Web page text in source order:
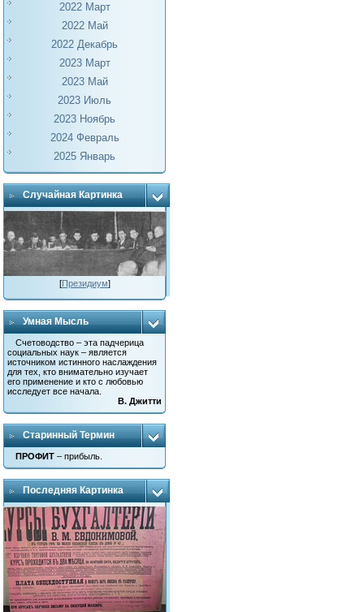
2022 Март
2022 Май
2022 Декабрь
2023 Март
2023 Май
2023 Июль
2023 Ноябрь
2024 Февраль
2025 Январь
Случайная Картинка
[Президиум]
Умная Мысль
Счетоводство – эта падчерица
социальных наук – является
источником истинного наслаждения
для тех, кто внимательно изучает
его применение и кто с любовью
исследует все начала.
В. Джитти
Старинный Термин
ПРОФИТ – прибыль.
Последняя Картинка